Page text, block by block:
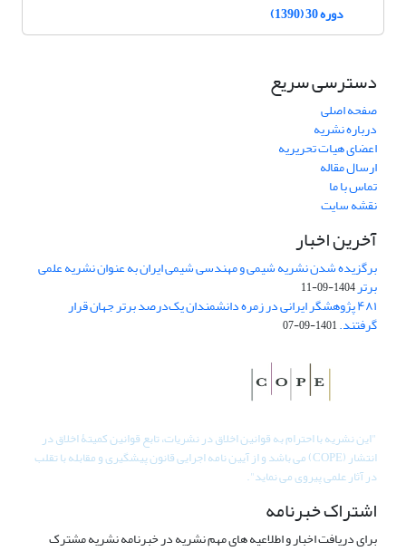
دوره 30 (1390)
دسترسی سریع
صفحه اصلی
درباره نشریه
اعضای هیات تحریریه
ارسال مقاله
تماس با ما
نقشه سایت
آخرین اخبار
برگزیده شدن نشریه شیمی و مهندسی شیمی ایران به عنوان نشریه علمی
برتر1404-09-11
۴۸۱ پژوهشگر ایرانی در زمره دانشمندان یک‌درصد برتر جهان قرار
گرفتند.1401-09-07
"این نشریه با احترام به قوانین اخلاق در نشریات، تابع قوانین کمیتۀ اخلاق در
انتشار (COPE) می باشد و از آیین نامه اجرایی قانون پیشگیری و مقابله با تقلب
در آثار علمی پیروی می نماید".
اشتراک خبرنامه
برای دریافت اخبار و اطلاعیه های مهم نشریه در خبرنامه نشریه مشترک